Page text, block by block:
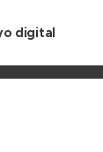
digital